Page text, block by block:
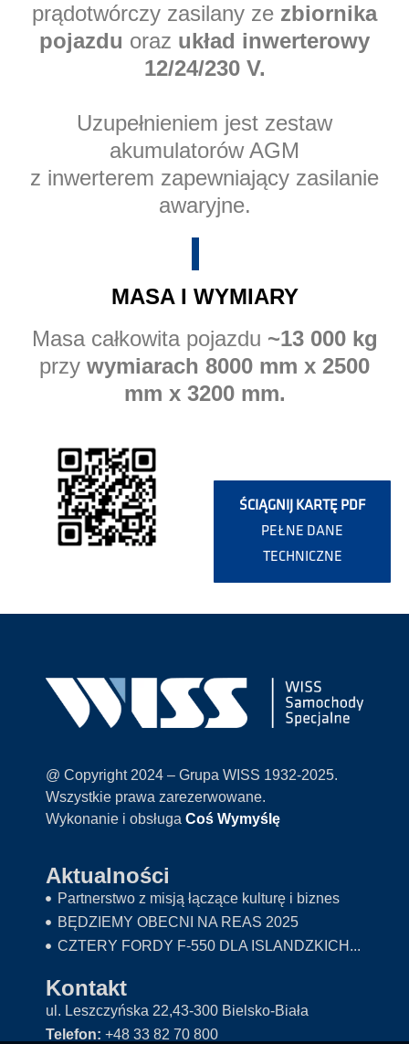
prądotwórczy zasilany ze zbiornika
pojazdu oraz układ inwerterowy
12/24/230 V.
Uzupełnieniem jest zestaw
akumulatorów AGM
z inwerterem zapewniający zasilanie
awaryjne.
MASA I WYMIARY
Masa całkowita pojazdu ~13 000 kg
przy wymiarach 8000 mm x 2500
mm x 3200 mm.
ŚCIĄGNIJ KARTĘ PDF
PEŁNE DANE
TECHNICZNE
@ Copyright 2024 – Grupa WISS 1932-2025.
Wszystkie prawa zarezerwowane.
Wykonanie i obsługa Coś Wymyślę
Aktualności
Partnerstwo z misją łączące kulturę i biznes
BĘDZIEMY OBECNI NA REAS 2025
CZTERY FORDY F-550 DLA ISLANDZKICH...
Kontakt
ul. Leszczyńska 22,43-300 Bielsko-Biała
Telefon: +48 33 82 70 800